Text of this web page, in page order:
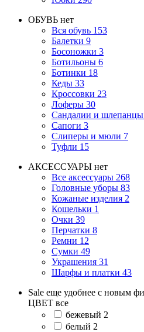
ОБУВЬ нет
Вся обувь 153
Балетки 9
Босоножки 3
Ботильоны 6
Ботинки 18
Кеды 33
Кроссовки 23
Лоферы 30
Сандалии и шлепанцы
Сапоги 3
Слиперы и мюли 7
Туфли 15
АКСЕССУАРЫ нет
Все аксессуары 268
Головные уборы 83
Кожаные изделия 2
Кошельки 1
Очки 39
Перчатки 8
Ремни 12
Сумки 49
Украшения 31
Шарфы и платки 43
Sale еще удобнее с новым
ЦВЕТ все
бежевый 2
белый 2